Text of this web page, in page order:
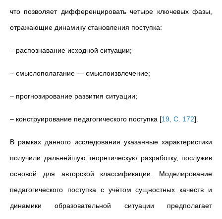
что позволяет дифференцировать четыре ключевых фазы,
отражающие динамику становления поступка:
– распознавание исходной ситуации;
– смыслополагание — смыслоизвлечение;
– прогнозирование развития ситуации;
– конструирование педагогического поступка [19, С. 172]
В рамках данного исследования указанные характеристики
получили дальнейшую теоретическую разработку, послужив
основой для авторской классификации. Моделирование
педагогического поступка с учётом сущностных качеств и
динамики образовательной ситуации предполагает